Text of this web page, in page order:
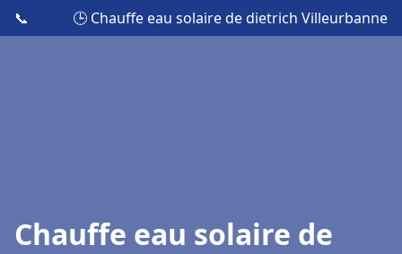
📞 🕒 Chauffe eau solaire de dietrich Villeurbanne
Chauffe eau solaire de